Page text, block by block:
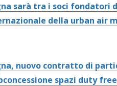
sarà tra i soci fondatori di
della urban air
nuovo contratto di
spazi duty free